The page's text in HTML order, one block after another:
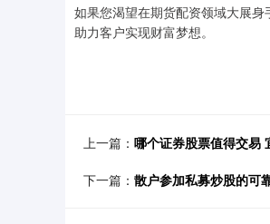
如果您渴望在期货配资领域大展
助力客户实现财富梦想。
上一篇： 哪个证券股票值得交易
下一篇： 散户参加私募炒股的可